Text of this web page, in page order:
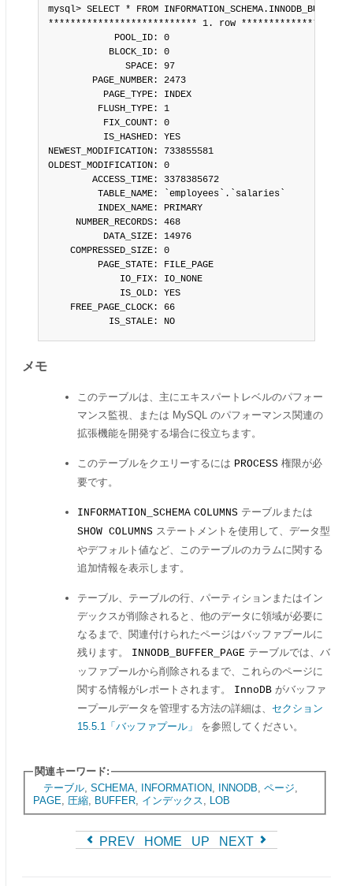
mysql> SELECT * FROM
*************************** 1. row
            POOL_ID: 0
           BLOCK_ID: 0
              SPACE: 97
        PAGE_NUMBER: 2473
          PAGE_TYPE: INDEX
         FLUSH_TYPE: 1
          FIX_COUNT: 0
          IS_HASHED: YES
NEWEST_MODIFICATION: 733855581
OLDEST_MODIFICATION: 0
        ACCESS_TIME: 3378385672
         TABLE_NAME: `employees`.`salaries`
         INDEX_NAME: PRIMARY
     NUMBER_RECORDS: 468
          DATA_SIZE: 14976
    COMPRESSED_SIZE: 0
         PAGE_STATE: FILE_PAGE
             IO_FIX: IO_NONE
             IS_OLD: YES
    FREE_PAGE_CLOCK: 66
           IS_STALE: NO
メモ
このテーブルは、主にエキスパートレベルのパフォー
マンス監視、または MySQL のパフォーマンス関連の
拡張機能を開発する場合に役立ちます。
このテーブルをクエリーするには PROCESS 権限が必
要です。
INFORMATION_SCHEMA COLUMNS テーブルまたは
SHOW COLUMNS ステートメントを使用して、データ型
やデフォルト値など、このテーブルのカラムに関する
追加情報を表示します。
テーブル、テーブルの行、パーティションまたはイン
デックスが削除されると、他のデータに領域が必要に
なるまで、関連付けられたページはバッファプールに
残ります。 INNODB_BUFFER_PAGE テーブルでは、バ
ッファプールから削除されるまで、これらのページに
関する情報がレポートされます。 InnoDB がバッファ
ープールデータを管理する方法の詳細は、 セクション
15.5.1「バッファプール」
を参照してください。
関連キーワード:
テーブル, SCHEMA, INFORMATION, INNODB ページ
PAGE
圧縮, BUFFER, インデックス LOB
PREV HOME UP NEXT